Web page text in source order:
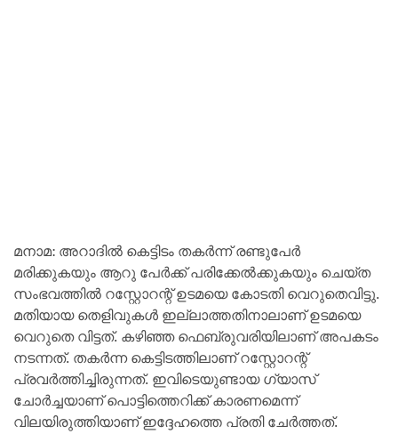
മനാമ: അറാദില്‍ കെട്ടിടം തകര്‍ന്ന് രണ്ടുപേര്‍
മരിക്കുകയും ആറു പേര്‍ക്ക് പരിക്കേല്‍ക്കുകയും ചെയ്ത
സംഭവത്തില്‍ റസ്റ്റോറന്റ് ഉടമയെ കോടതി വെറുതെവിട്ടു.
മതിയായ തെളിവുകള്‍ ഇല്ലാത്തതിനാലാണ് ഉടമയെ
വെറുതെ വിട്ടത്. കഴിഞ്ഞ ഫെബ്രുവരിയിലാണ് അപകടം
നടന്നത്. തകര്‍ന്ന കെട്ടിടത്തിലാണ് റസ്റ്റോറന്റ്
പ്രവര്‍ത്തിച്ചിരുന്നത്. ഇവിടെയുണ്ടായ ഗ്യാസ്
ചോര്‍ച്ചയാണ് പൊട്ടിത്തെറിക്ക് കാരണമെന്ന്
വിലയിരുത്തിയാണ് ഇദ്ദേഹത്തെ പ്രതി ചേര്‍ത്തത്.